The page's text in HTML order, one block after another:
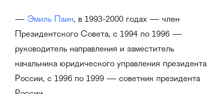
— Эмиль Паин, в 1993-2000 годах — член
Президентского Совета, с 1994 по 1996 —
руководитель направления и заместитель
начальника юридического управления президента
России, с 1996 по 1999 — советник президента